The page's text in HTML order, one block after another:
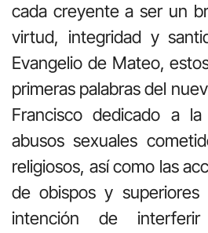
cada creyente a ser un
virtud, integridad y
Evangelio de Mateo,
primeras palabras del
Francisco dedicado a
abusos sexuales
religiosos, así como las
de obispos y superiores
intención de